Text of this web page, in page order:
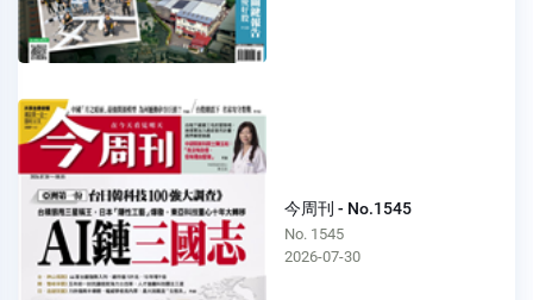
今周刊 - No.1545
No. 1545
2026-07-30